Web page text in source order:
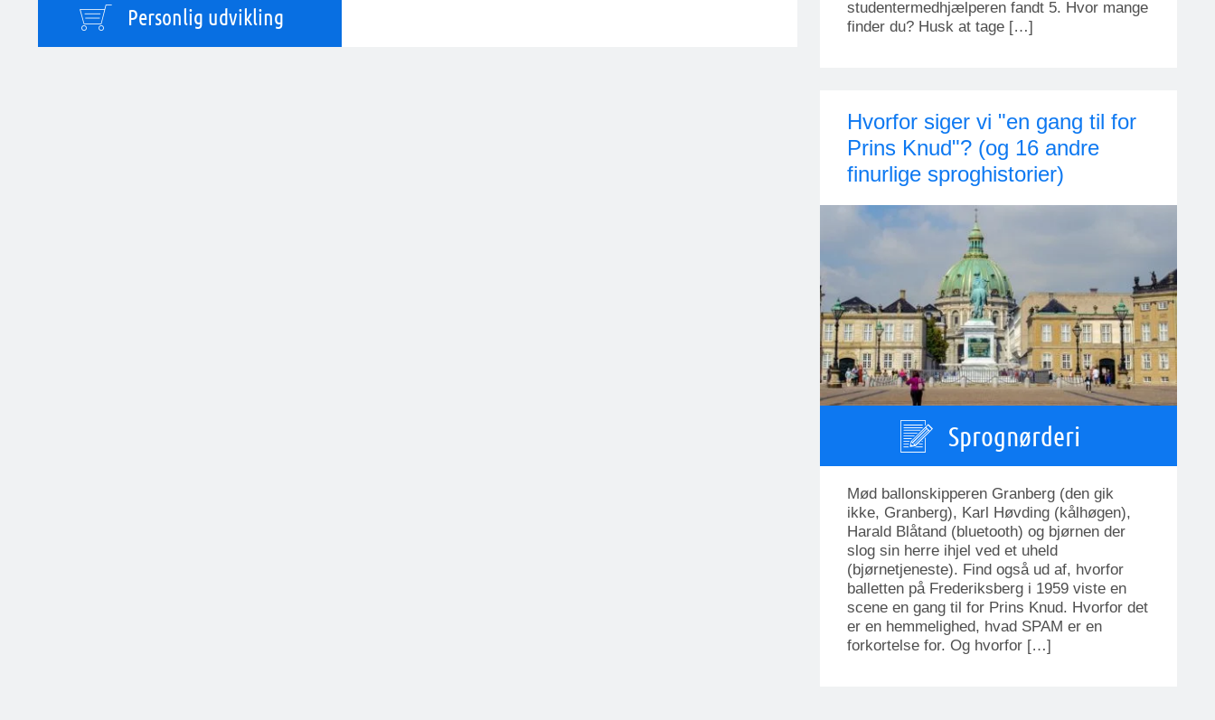
Personlig udvikling
studentermedhjælperen fandt 5. Hvor mange
finder du? Husk at tage […]
Hvorfor siger vi "en gang til for
Prins Knud"? (og 16 andre
finurlige sproghistorier)
Sprognørderi
Mød ballonskipperen Granberg (den gik
ikke, Granberg), Karl Høvding (kålhøgen),
Harald Blåtand (bluetooth) og bjørnen der
slog sin herre ihjel ved et uheld
(bjørnetjeneste). Find også ud af, hvorfor
balletten på Frederiksberg i 1959 viste en
scene en gang til for Prins Knud. Hvorfor det
er en hemmelighed, hvad SPAM er en
forkortelse for. Og hvorfor […]